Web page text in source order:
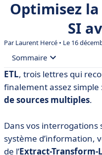
Optimisez
SI
ParLaurent Hercé • Le 16
Sommaire
• Qu’est-ce qu’un ETL ?
• Les avantages de
• Quel outil ETL choisir ?
• Conclusion
ETL, trois lettres qui
finalement assez simple :
de sources multiples.
Dans vos interrogations
système d’information,
de l’Extract-Transform-